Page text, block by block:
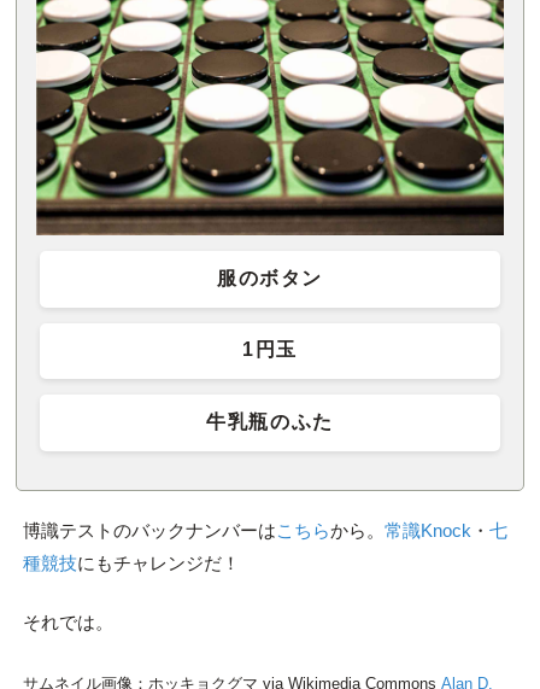
服のボタン
1円玉
牛乳瓶のふた
博識テストのバックナンバーはこちらから。 常識Knock ・ 七
種競技にもチャレンジだ！
それでは。
サムネイル画像：ホッキョクグマ via Wikimedia Commons Alan D.